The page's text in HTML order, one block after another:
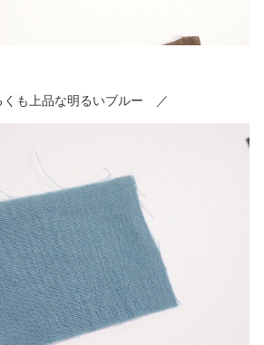
も上品な明るいブルー ／